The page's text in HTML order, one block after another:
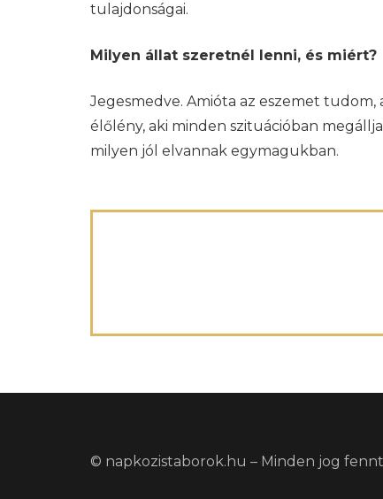
tulajdonságai.
Milyen állat szeretnél lenni, és miért?
Jegesmedve. Amióta az eszemet
élőlény, aki minden szituációban
milyen jól elvannak egymagukban.
© napkozistaborok.hu – Minden jog